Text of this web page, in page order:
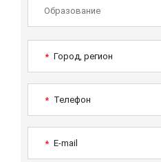
* Город, регион
* Телефон
* E-mail